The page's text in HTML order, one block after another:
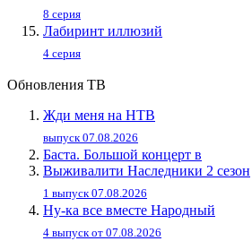
8 серия
Лабиринт иллюзий
4 серия
Обновления ТВ
Жди меня на НТВ
выпуск 07.08.2026
Баста. Большой концерт в
Выживалити Наследники 2 сезон
1 выпуск 07.08.2026
Ну-ка все вместе Народный
4 выпуск от 07.08.2026